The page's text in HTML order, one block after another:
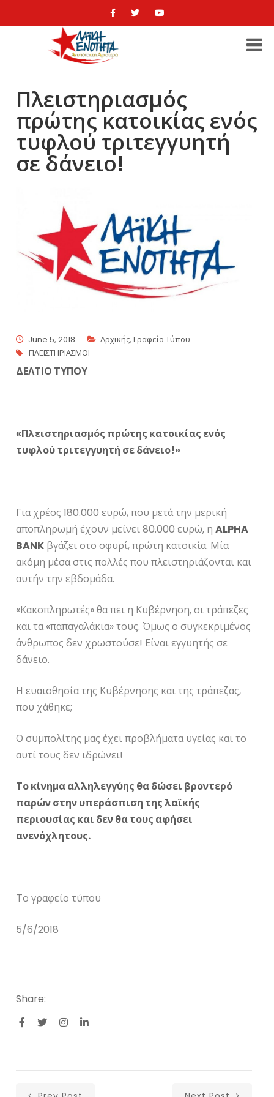
Πλειστηριασμός
πρώτης κατοικίας ενός
τυφλού τριτεγγυητή
σε δάνειο!
June 5, 2018 Αρχικής,Γραφείο Τύπου
ΠΛΕΙΣΤΗΡΙΑΣΜΟΙ
ΔΕΛΤΙΟ ΤΥΠΟΥ
«Πλειστηριασμός πρώτης κατοικίας ενός
τυφλού τριτεγγυητή σε δάνειο!»
Για χρέος 180.000 ευρώ, που μετά την μερική
αποπληρωμή έχουν μείνει 80.000 ευρώ, ηALPHA
BANK βγάζει στο σφυρί, πρώτη κατοικία. Μία
ακόμη μέσα στις πολλές που πλειστηριάζονται και
αυτήν την εβδομάδα.
«Κακοπληρωτές» θα πει η Κυβέρνηση, οι τράπεζες
και τα «παπαγαλάκια» τους. Όμως ο συγκεκριμένος
άνθρωπος δεν χρωστούσε! Είναι εγγυητής σε
δάνειο.
Η ευαισθησία της Κυβέρνησης και της τράπεζας,
που χάθηκε;
Ο συμπολίτης μας έχει προβλήματα υγείας και το
αυτί τους δεν ιδρώνει!
Το κίνημα αλληλεγγύης θα δώσει βροντερό
παρών στην υπεράσπιση της λαϊκής
περιουσίας και δεν θα τους αφήσει
ανενόχλητους.
Το γραφείο τύπου
5/6/2018
Share: